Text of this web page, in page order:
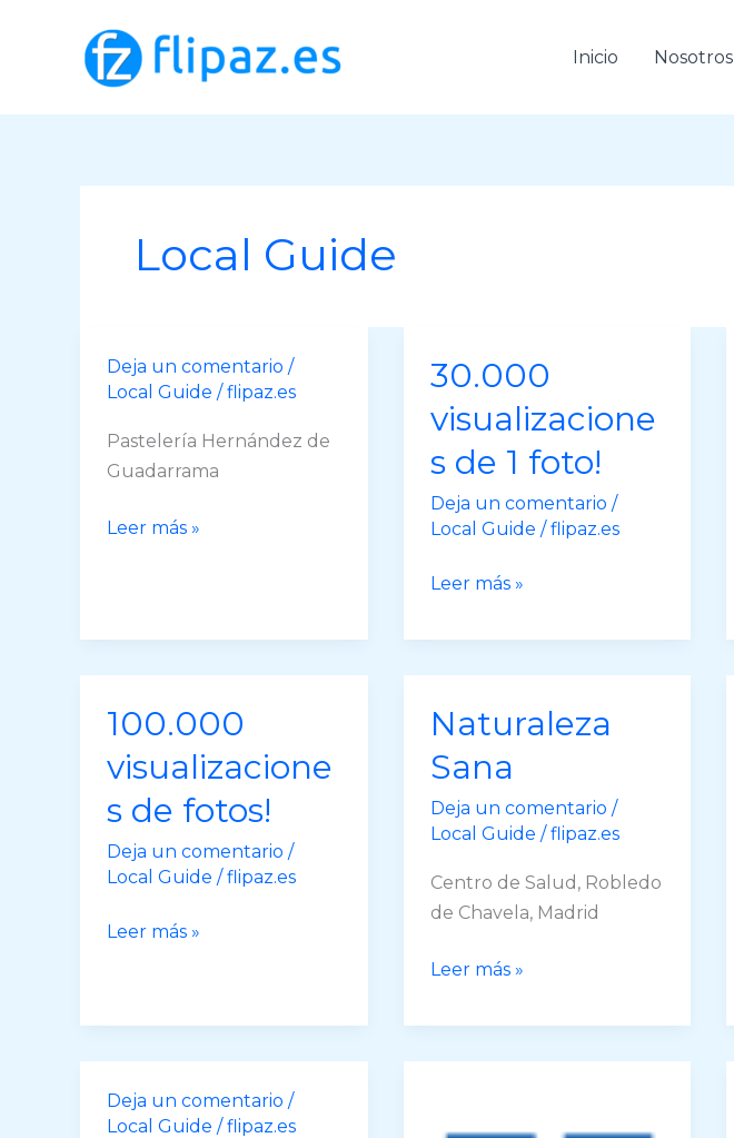
contenido
Inicio Nosotros
Local Guide
Deja un comentario /
Local Guide /flipaz.es
Pastelería Hernández de
Guadarrama
Esos
Leer más »
30.000
visualizacione
s de 1 foto!
Deja un comentario /
Local Guide /flipaz.es
30.000
de
1
Leer más »
100.000
visualizacione
s de fotos!
Deja un comentario /
Local Guide /flipaz.es
100.000
Leer más »
Naturaleza
Sana
Deja un comentario /
Local Guide /flipaz.es
Centro de Salud, Robledo
de Chavela, Madrid
Naturaleza
Leer más »
Deja un comentario /
Local Guide /flipaz.es